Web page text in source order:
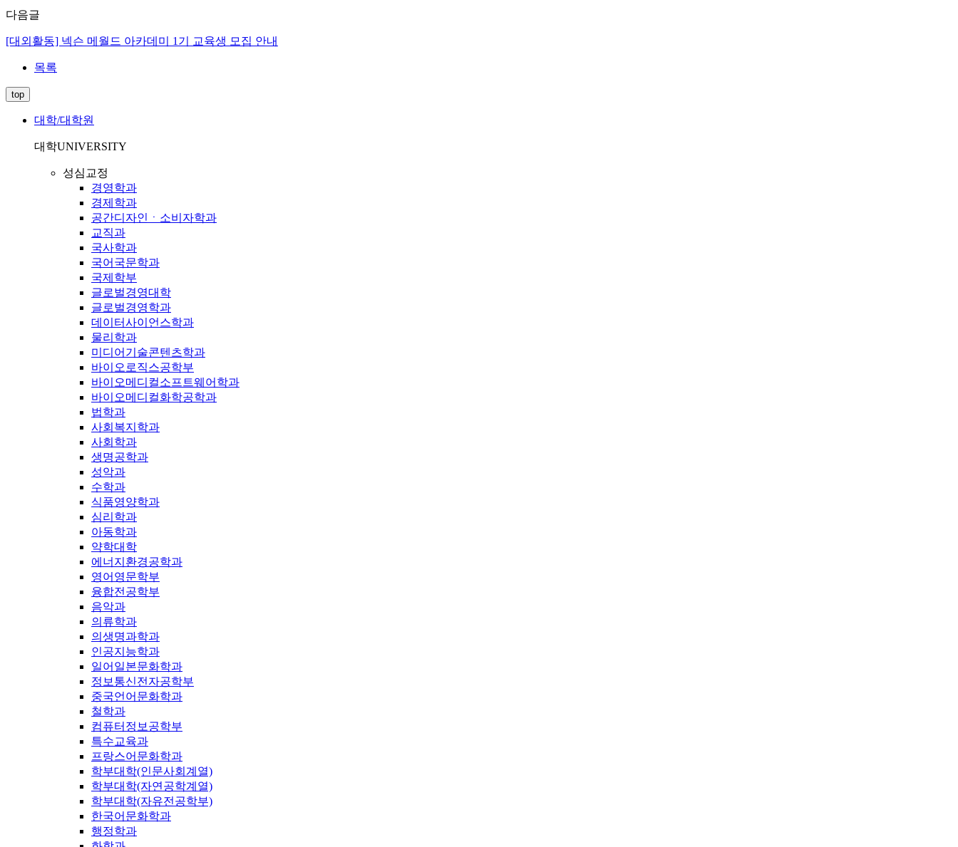
다음글
[대외활동] 넥슨 메월드 아카데미 1기 교육생 모집 안내
목록
top
대학/대학원
대학UNIVERSITY
성심교정
경영학과
경제학과
공간디자인ㆍ소비자학과
교직과
국사학과
국어국문학과
국제학부
글로벌경영대학
글로벌경영학과
데이터사이언스학과
물리학과
미디어기술콘텐츠학과
바이오로직스공학부
바이오메디컬소프트웨어학과
바이오메디컬화학공학과
법학과
사회복지학과
사회학과
생명공학과
성악과
수학과
식품영양학과
심리학과
아동학과
약학대학
에너지환경공학과
영어영문학부
융합전공학부
음악과
의류학과
의생명과학과
인공지능학과
일어일본문화학과
정보통신전자공학부
중국언어문화학과
철학과
컴퓨터정보공학부
특수교육과
프랑스어문화학과
학부대학(인문사회계열)
학부대학(자연공학계열)
학부대학(자유전공학부)
한국어문화학과
행정학과